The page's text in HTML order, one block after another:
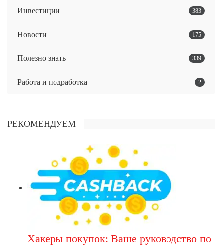
Инвестиции 383
Новости 175
Полезно знать 339
Работа и подработка 2
РЕКОМЕНДУЕМ
Хакеры покупок: Ваше руководство по